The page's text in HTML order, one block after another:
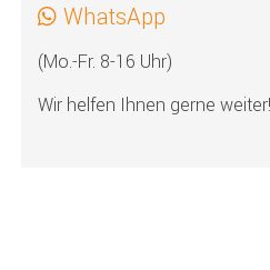
WhatsApp
(Mo.-Fr. 8-16 Uhr)
Wir helfen Ihnen gerne weiter!